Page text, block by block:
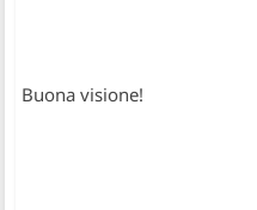
Buona visione!